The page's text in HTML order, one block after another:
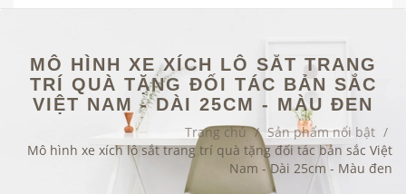
MÔ HÌNH XE XÍCH LÔ SẮT TRANG
TRÍ QUÀ TẶNG ĐỐI TÁC BẢN SẮC
VIỆT NAM - DÀI 25CM - MÀU ĐEN
Trang chủ / Sản phẩm nổi bật /
Mô hình xe xích lô sắt trang trí quà tặng đối tác bản sắc Việt
Nam - Dài 25cm - Màu đen